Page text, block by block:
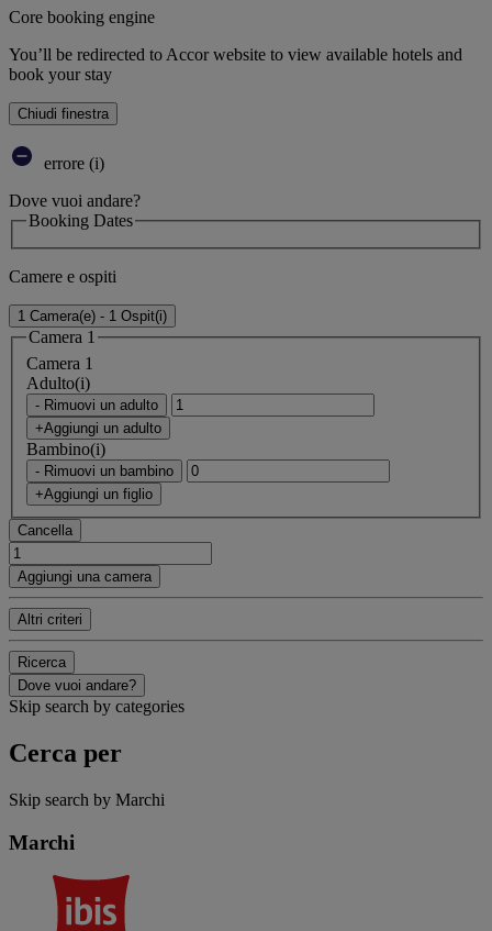
Core booking engine
You’ll be redirected to Accor website to view available hotels and
book your stay
Chiudi finestra
errore (i)
Dove vuoi andare?
Booking Dates
Camere e ospiti
1 Camera(e) - 1 Ospit(i)
Camera 1
Camera 1
Adulto(i)
- Rimuovi un adulto
+Aggiungi un adulto
Bambino(i)
- Rimuovi un bambino
+Aggiungi un figlio
Cancella
Aggiungi una camera
Altri criteri
Ricerca
Dove vuoi andare?
Skip search by categories
Cerca per
Skip search by Marchi
Marchi